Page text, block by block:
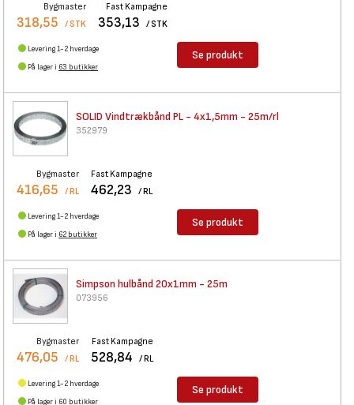
Bygmaster
318,55 / STK
Fast Kampagne
353,13 / STK
Levering 1-2 hverdage
På lager i 63 butikker
Se produkt
SOLID Vindtrækbånd PL - 4x1,5mm - 25m/rl
352979
Bygmaster
416,65 / RL
Fast Kampagne
462,23 / RL
Levering 1-2 hverdage
På lager i 62 butikker
Se produkt
Simpson hulbånd 20x1mm - 25m
073956
Bygmaster
476,05 / RL
Fast Kampagne
528,84 / RL
Levering 1-2 hverdage
På lager i 60 butikker
Se produkt